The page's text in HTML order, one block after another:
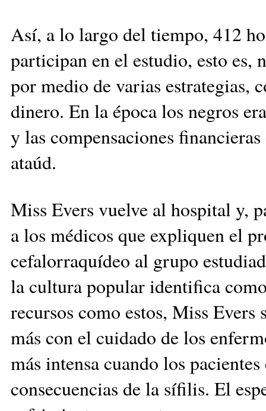
Así, a lo largo del tiempo, 412
participan en el estudio, esto es,
por medio de varias estrategias,
dinero. En la época los negros
y las compensaciones
ataúd.
Miss Evers vuelve al hospital y,
a los médicos que expliquen el
cefalorraquídeo al grupo
la cultura popular identifica
recursos como estos, Miss
más con el cuidado de los
más intensa cuando los
consecuencias de la sífilis. El